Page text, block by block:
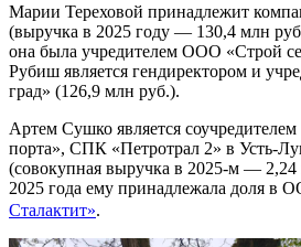
Марии Тереховой принадлежит
(выручка в 2025 году — 130,4 млн
она была учредителем ООО «Строй
Рубиш является гендиректором и
град» (126,9 млн руб.).
Артем Сушко является
порта», СПК «Петротрал 2» в Усть-
(совокупная выручка в 2025-м —
2025 года ему принадлежала доля в
Сталактит».